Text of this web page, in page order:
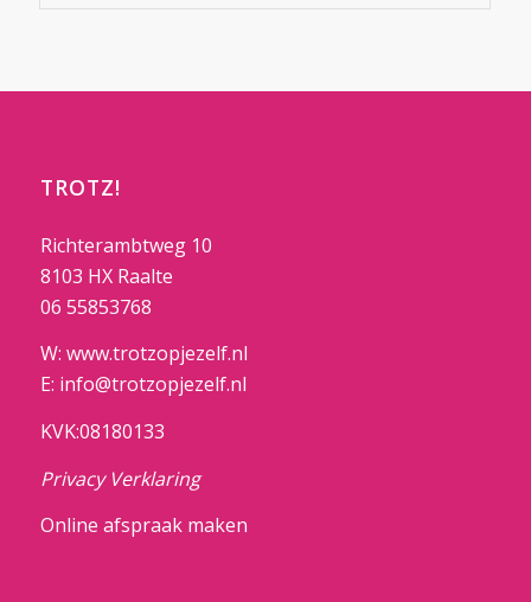
TROTZ!
Richterambtweg 10
8103 HX Raalte
06 55853768
W: www.trotzopjezelf.nl
E: info@trotzopjezelf.nl
KVK:08180133
Privacy Verklaring
Online afspraak maken